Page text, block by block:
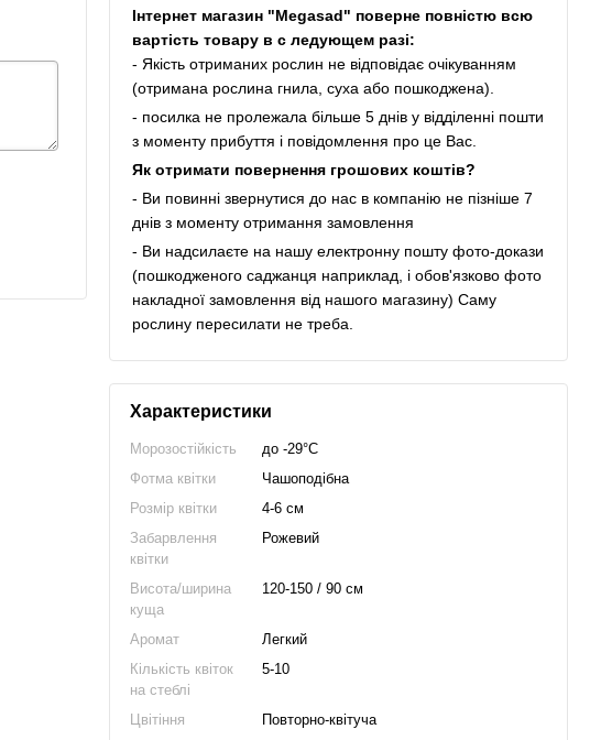
Інтернет магазин "Megasad" поверне повністю всю
вартість товару в с ледующем разі:
- Якість отриманих рослин не відповідає очікуванням
(отримана рослина гнила, суха або пошкоджена).
- посилка не пролежала більше 5 днів у відділенні пошти
з моменту прибуття і повідомлення про це Вас.
Як отримати повернення грошових коштів?
- Ви повинні звернутися до нас в компанію не пізніше 7
днів з моменту отримання замовлення
- Ви надсилаєте на нашу електронну пошту фото-докази
(пошкодженого саджанця наприклад, і обов'язково фото
накладної замовлення від нашого магазину) Саму
рослину пересилати не треба.
Характеристики
Морозостійкість
до -29°C
Фотма квітки
Чашоподібна
Розмір квітки
4-6 см
Забарвлення
квітки
Рожевий
Висота/ширина
куща
120-150 / 90 см
Аромат
Легкий
Кількість квіток
на стеблі
5-10
Цвітіння
Повторно-квітуча